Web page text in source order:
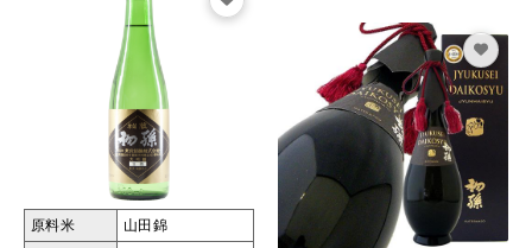
原料米 山田錦